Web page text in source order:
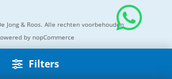
Filters
Jong & Roos. Alle rechten voorbehouden
by nopCommerce